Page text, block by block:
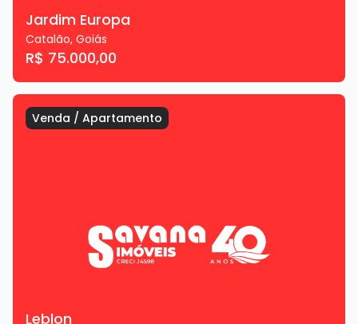
Jardim Europa
Catalão, Goiás
R$ 75.000,00
Venda / Apartamento
Leblon